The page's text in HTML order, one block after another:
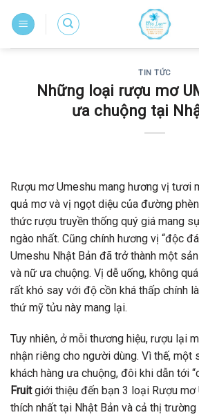
TIN TỨC
Những loại rượu mơ
ưa chuộng tại
Rượu mơ Umeshu mang hương vị tươi
quả mơ và vị ngọt diệu của đường
thức rượu truyền thống quý giá mang
ngào nhất. Cũng chính hương vị “độc
Umeshu Nhật Bản đã trở thành một
và nữ ưa chuộng. Vị dễ uống, không
rất khó say với độ cồn khá thấp chính
thứ mỹ tửu này mang lại.
Tuy nhiên, ở mỗi thương hiệu, rượu lại
nhận riêng cho người dùng. Vì thế,
khách hàng ưa chuộng, đôi khi dẫn tới
Fruitgiới thiệu đến bạn 3 loại Rượu
thích nhất tại Nhật Bản và cả thị trường